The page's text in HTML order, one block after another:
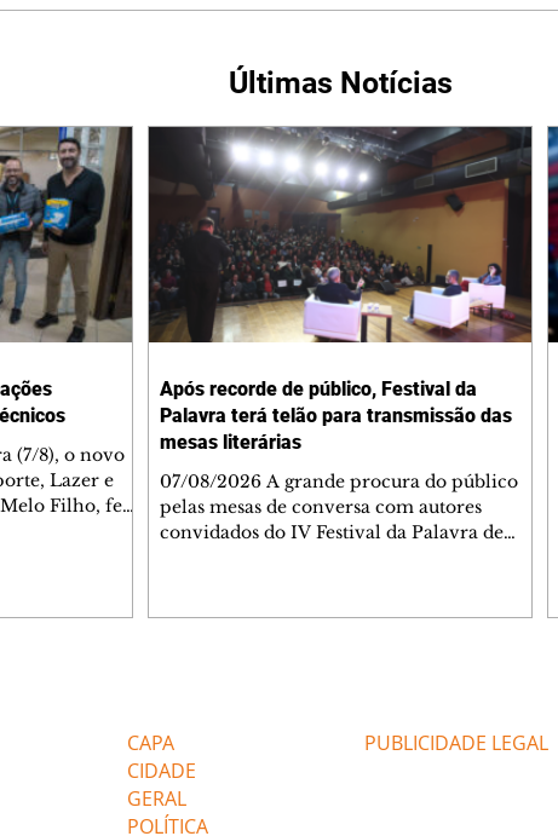
Últimas Notícias
(7/8), o novo
Lazer e
Filho, fez
Após recorde de público, Festival da
Palavra terá telão para transmissão das
mesas literárias
07/08/2026 A grande procura do público
pelas mesas de conversa com autores
convidados do IV Festival da Palavra de
a programação. A medida foi adotada
depois que o Teatro do Memorial, com
capacidade pa
CAPA
CIDADE
GERAL
POLÍTICA
PUBLICIDADE LEGAL